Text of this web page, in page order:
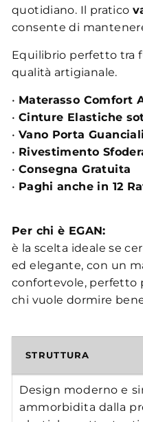
quotidiano. Il pratico
consente di
Equilibrio perfetto tra
qualità artigianale.
• Materasso Comfort
• Cinture Elastiche
• Vano Porta Guanciali
• Rivestimento
• Consegna Gratuita
• Paghi anche in 12
Per chi è EGAN:
è la scelta ideale se
ed elegante, con un
confortevole, perfetto
chi vuole dormire
STRUTTURA
Design moderno e
ammorbidita dalla